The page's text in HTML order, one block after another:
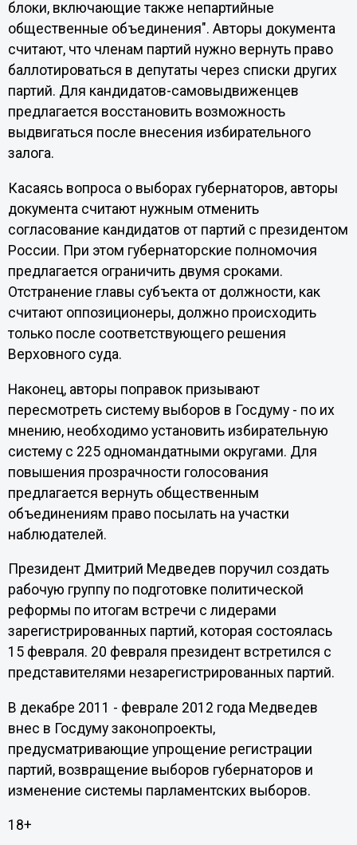
блоки, включающие также непартийные
общественные объединения". Авторы документа
считают, что членам партий нужно вернуть право
баллотироваться в депутаты через списки других
партий. Для кандидатов-самовыдвиженцев
предлагается восстановить возможность
выдвигаться после внесения избирательного
залога.
Касаясь вопроса о выборах губернаторов, авторы
документа считают нужным отменить
согласование кандидатов от партий с президентом
России. При этом губернаторские полномочия
предлагается ограничить двумя сроками.
Отстранение главы субъекта от должности, как
считают оппозиционеры, должно происходить
только после соответствующего решения
Верховного суда.
Наконец, авторы поправок призывают
пересмотреть систему выборов в Госдуму - по их
мнению, необходимо установить избирательную
систему с 225 одномандатными округами. Для
повышения прозрачности голосования
предлагается вернуть общественным
объединениям право посылать на участки
наблюдателей.
Президент Дмитрий Медведев поручил создать
рабочую группу по подготовке политической
реформы по итогам встречи с лидерами
зарегистрированных партий, которая состоялась
15 февраля. 20 февраля президент встретился с
представителями незарегистрированных партий.
В декабре 2011 - феврале 2012 года Медведев
внес в Госдуму законопроекты,
предусматривающие упрощение регистрации
партий, возвращение выборов губернаторов и
изменение системы парламентских выборов.
18+